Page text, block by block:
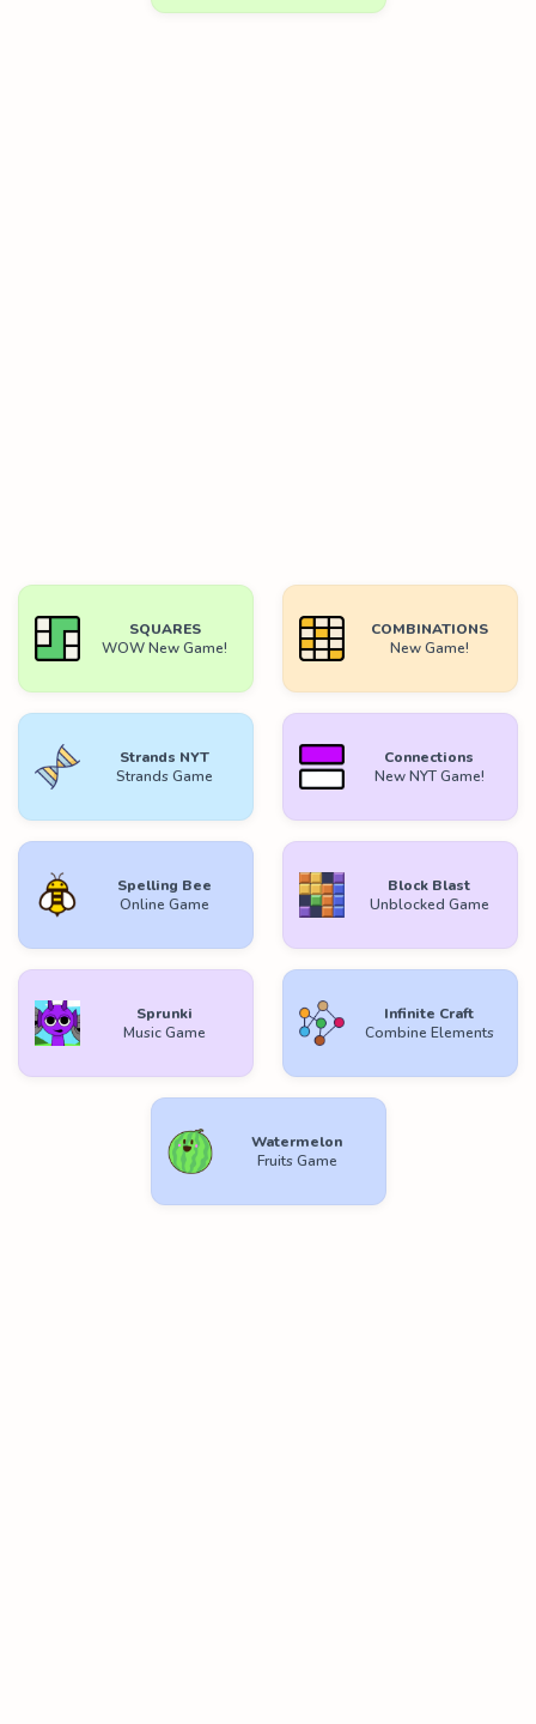
SQUARES
WOW New Game!
COMBINATIONS
New Game!
Strands NYT
Strands Game
Connections
New NYT Game!
Spelling Bee
Online Game
Block Blast
Unblocked Game
Sprunki
Music Game
Infinite Craft
Combine Elements
Watermelon
Fruits Game